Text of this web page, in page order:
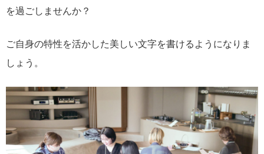
を過ごしませんか？
ご自身の特性を活かした美しい文字を書けるようになりま
しょう。